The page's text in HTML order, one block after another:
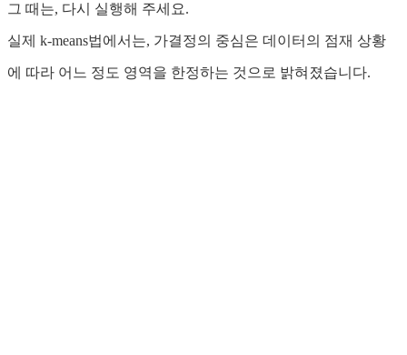
그 때는, 다시 실행해 주세요.
실제 k-means법에서는, 가결정의 중심은 데이터의 점재 상황
에 따라 어느 정도 영역을 한정하는 것으로 밝혀졌습니다.